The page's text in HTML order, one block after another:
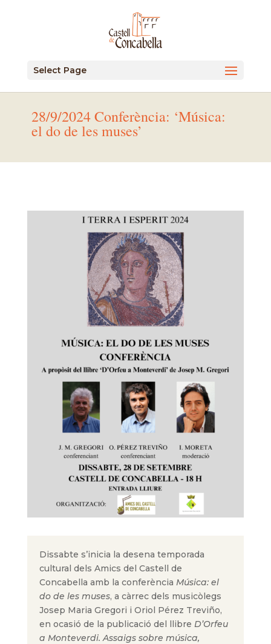
Select Page
28/9/2024 Conferència: ‘Música:
el do de les muses’
Dissabte s’inicia la desena temporada
cultural dels Amics del Castell de
Concabella amb la conferència Música: el
do de les muses, a càrrec dels musicòlegs
Josep Maria Gregori i Oriol Pérez Treviño,
en ocasió de la publicació del llibre D’Orfeu
a Monteverdi. Assaigs sobre música,